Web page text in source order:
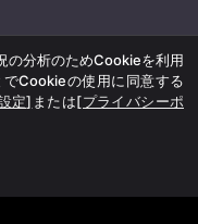
の分析のためCookieを利用
Cookieの使用に同意する
定] または[プライバシーポ